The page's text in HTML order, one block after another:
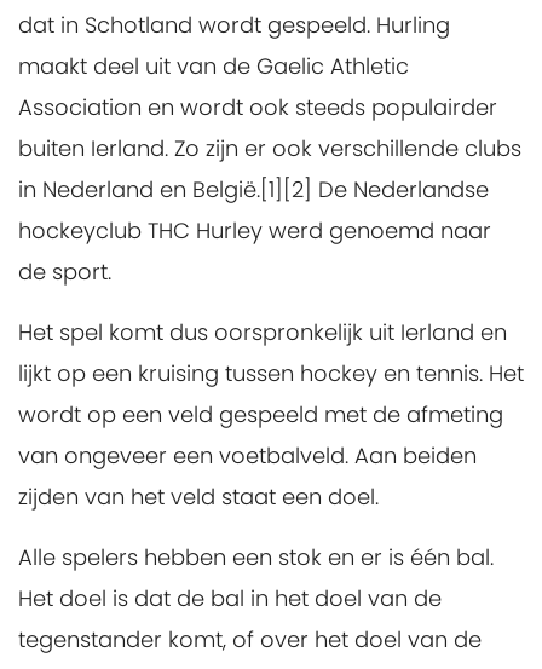
dat in Schotland wordt gespeeld. Hurling
maakt deel uit van de Gaelic Athletic
Association en wordt ook steeds populairder
buiten Ierland. Zo zijn er ook verschillende clubs
in Nederland en België.[1][2] De Nederlandse
hockeyclub THC Hurley werd genoemd naar
de sport.
Het spel komt dus oorspronkelijk uit Ierland en
lijkt op een kruising tussen hockey en tennis. Het
wordt op een veld gespeeld met de afmeting
van ongeveer een voetbalveld. Aan beiden
zijden van het veld staat een doel.
Alle spelers hebben een stok en er is één bal.
Het doel is dat de bal in het doel van de
tegenstander komt, of over het doel van de